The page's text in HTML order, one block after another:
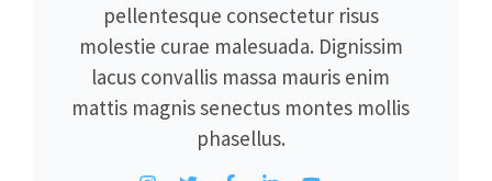
pellentesque consectetur risus
molestie curae malesuada. Dignissim
lacus convallis massa mauris enim
mattis magnis senectus montes mollis
phasellus.